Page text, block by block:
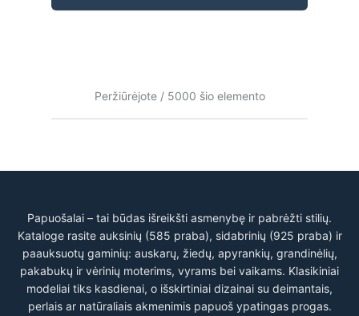
Papuošalai – tai būdas išreikšti asmenybę ir pabrėžti stilių.
Kataloge rasite auksinių (585 praba), sidabrinių (925 praba) ir
paauksuotų gaminių: auskarų, žiedų, apyrankių, grandinėlių,
pakabukų ir vėrinių moterims, vyrams bei vaikams. Klasikiniai
modeliai tiks kasdienai, o išskirtiniai dizainai su deimantais,
perlais ar natūraliais akmenimis papuoš ypatingas progas.
Peržiūrėjote / 5000 šio elemento